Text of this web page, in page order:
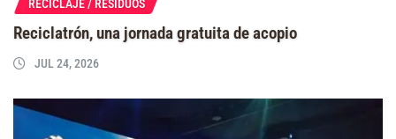
RECICLAJE / RESIDUOS
Reciclatrón, una jornada gratuita de acopio
JUL 24, 2026